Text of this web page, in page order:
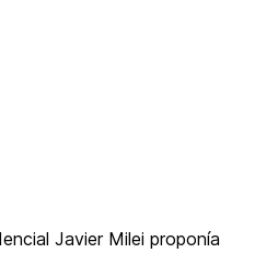
Javier Milei proponía